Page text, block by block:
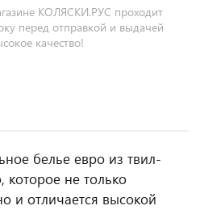
КОЛЯСКИ.РУС проходит
перед отправкой и выдачей
качество!
белье евро из твил-
которое не только
и отличается высокой